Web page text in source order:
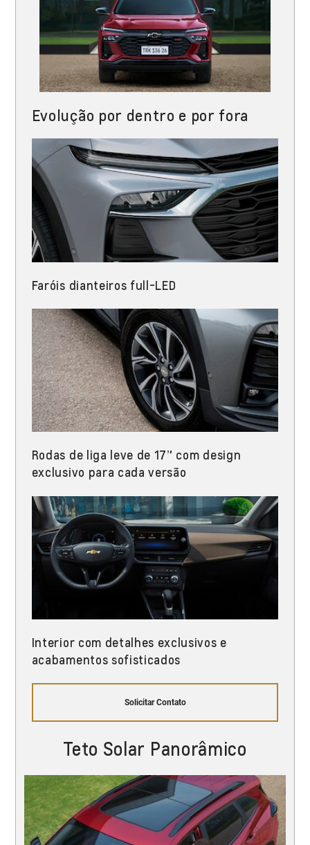
Evolução por dentro e por fora
Faróis dianteiros full-LED​
Rodas de liga leve de 17” com design
exclusivo para cada versão
Interior com detalhes exclusivos e
acabamentos sofisticados
Solicitar Contato
Teto Solar Panorâmico